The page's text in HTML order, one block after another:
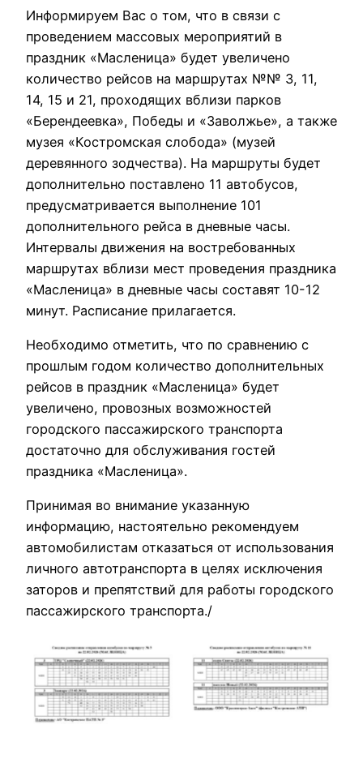
Информируем Вас о том, что в связи с
проведением массовых мероприятий в
праздник «Масленица» будет увеличено
количество рейсов на маршрутах №№ 3, 11,
14, 15 и 21, проходящих вблизи парков
«Берендеевка», Победы и «Заволжье», а также
музея «Костромская слобода» (музей
деревянного зодчества). На маршруты будет
дополнительно поставлено 11 автобусов,
предусматривается выполнение 101
дополнительного рейса в дневные часы.
Интервалы движения на востребованных
маршрутах вблизи мест проведения праздника
«Масленица» в дневные часы составят 10-12
минут. Расписание прилагается.
Необходимо отметить, что по сравнению с
прошлым годом количество дополнительных
рейсов в праздник «Масленица» будет
увеличено, провозных возможностей
городского пассажирского транспорта
достаточно для обслуживания гостей
праздника «Масленица».
Принимая во внимание указанную
информацию, настоятельно рекомендуем
автомобилистам отказаться от использования
личного автотранспорта в целях исключения
заторов и препятствий для работы городского
пассажирского транспорта./
№3 №11